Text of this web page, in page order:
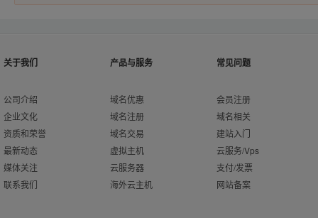
关于我们
公司介绍
企业文化
资质和荣誉
最新动态
媒体关注
联系我们
产品与服务
域名优惠
域名注册
域名交易
虚拟主机
云服务器
海外云主机
常见问题
会员注册
域名相关
建站入门
云服务/Vps
支付/发票
网站备案